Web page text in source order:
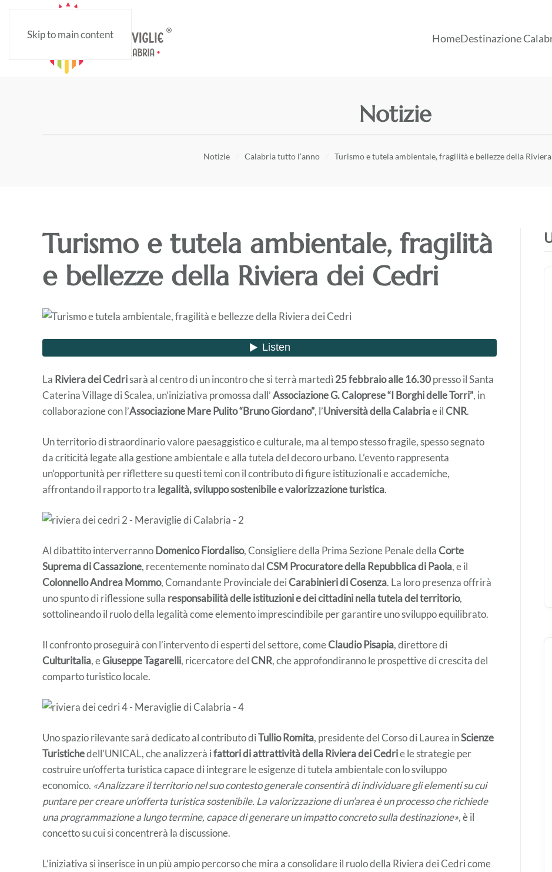
Skip to main content HomeDestinazione
Notizie
Notizie Calabria tutto l’anno Turismo e tutela ambientale, fragilità e bellezze della
Turismo e tutela ambientale, fragilità
e bellezze della Riviera dei Cedri
La Riviera dei Cedrisarà al centro di un incontro che si terrà martedì 25 febbraio alle 16.30presso il Santa
Caterina Village di Scalea, un’iniziativa promossa dall’Associazione G. Caloprese “I Borghi delle Torri”, in
collaborazione con l’Associazione Mare Pulito “Bruno Giordano”, l’Università della Calabriae ilCNR.
Un territorio di straordinario valore paesaggistico e culturale, ma al tempo stesso fragile, spesso segnato
da criticità legate alla gestione ambientale e alla tutela del decoro urbano. L’evento rappresenta
un’opportunità per riflettere su questi temi con il contributo di figure istituzionali e accademiche,
affrontando il rapporto tra legalità, sviluppo sostenibile e valorizzazione turistica.
Al dibattito interverrannoDomenico Fiordaliso, Consigliere della Prima Sezione Penale dellaCorte
Suprema di Cassazione, recentemente nominato dalCSM Procuratore della Repubblica di Paola, e il
Colonnello Andrea Mommo, Comandante Provinciale deiCarabinieri di Cosenza. La loro presenza offrirà
uno spunto di riflessione sulla responsabilità delle istituzioni e dei cittadini nella tutela del territorio,
sottolineando il ruolo della legalità come elemento imprescindibile per garantire uno sviluppo equilibrato.
Il confronto proseguirà con l’intervento di esperti del settore, comeClaudio Pisapia, direttore di
Culturitalia, eGiuseppe Tagarelli, ricercatore delCNR, che approfondiranno le prospettive di crescita del
comparto turistico locale.
Uno spazio rilevante sarà dedicato al contributo diTullio Romita, presidente del Corso di Laurea inScienze
Turistichedell’UNICAL, che analizzerà ifattoridi attrattività della Riviera dei Cedrie le strategie per
costruire un’offerta turistica capace di integrare le esigenze di tutela ambientale con lo sviluppo
economico. «Analizzare il territorio nel suo contesto generale consentirà di individuare gli elementi su cui
puntare per creare un’offerta turistica sostenibile. La valorizzazione di un’area è un processo che richiede
una programmazione a lungo termine, capace di generare un impatto concreto sulla destinazione», è il
concetto su cui si concentrerà la discussione.
L’iniziativa si inserisce in un più ampio percorso che mira a consolidare il ruolo della Riviera dei Cedri come